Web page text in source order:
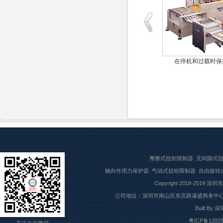
在停机和过载时
摩擦式扭矩限制器 无间隙式
轴向作用力保护器 气动式扭矩限制器 自由旋转
Copyright 2018-2019 深圳
公司地址：深圳市南山区东滨路濠盛商务中
Built By 深
粤ICP备